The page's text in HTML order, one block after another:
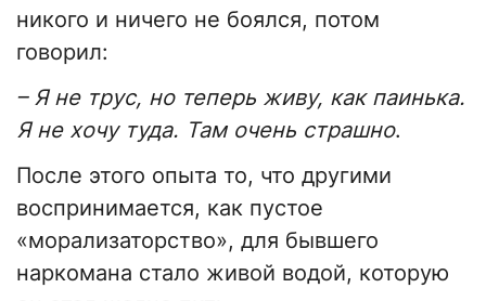
никого и ничего не боялся, потом
говорил:
– Я не трус, но теперь живу, как паинька.
Я не хочу туда. Там очень страшно.
После этого опыта то, что другими
воспринимается, как пустое
«морализаторство», для бывшего
наркомана стало живой водой, которую